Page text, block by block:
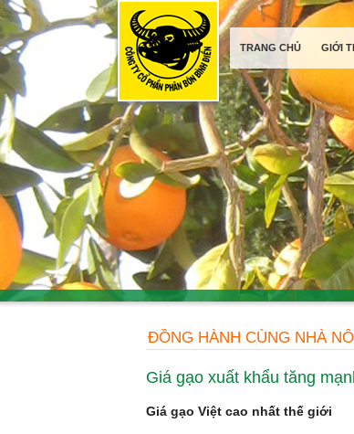
TRANG CHỦ GIỚI
ĐỒNG HÀNH CÙNG NHÀ
Giá gạo xuất khẩu tăng
Giá gạo Việt cao nhất thế giới